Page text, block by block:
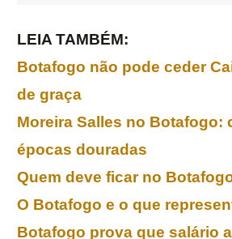
LEIA TAMBÉM:
Botafogo não pode ceder
de graça
Moreira Salles no Botafogo:
épocas douradas
Quem deve ficar no
O Botafogo e o que
Botafogo prova que salário